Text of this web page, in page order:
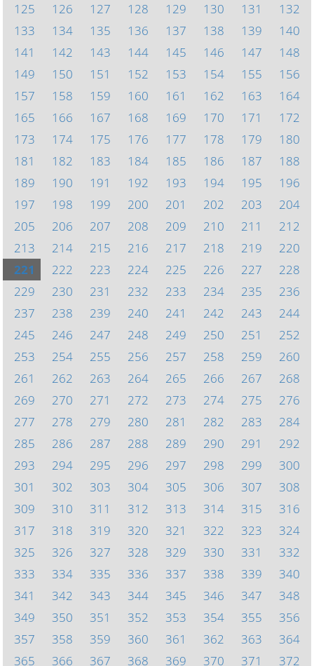
125
126 127 128 129 130 131
132
133
134 135 136 137 138 139
140
141
142 143 144 145 146 147
148
149
150 151 152 153 154 155
156
157
158 159 160 161 162 163
164
165
166 167 168 169 170 171
172
173
174 175 176 177 178 179
180
181
182 183 184 185 186 187
188
189
190 191 192 193 194 195
196
197
198 199 200 201 202 203
204
205
206 207 208 209 210 211
212
213
214 215 216 217 218 219
220
221
222 223 224 225 226 227
228
229
230 231 232 233 234 235
236
237
238 239 240 241 242 243
244
245
246 247 248 249 250 251
252
253
254 255 256 257 258 259
260
261
262 263 264 265 266 267
268
269
270 271 272 273 274 275
276
277
278 279 280 281 282 283
284
285
286 287 288 289 290 291
292
293
294 295 296 297 298 299
300
301
302 303 304 305 306 307
308
309
310 311 312 313 314 315
316
317
318 319 320 321 322 323
324
325
326 327 328 329 330 331
332
333
334 335 336 337 338 339
340
341
342 343 344 345 346 347
348
349
350 351 352 353 354 355
356
357
358 359 360 361 362 363
364
365
366 367 368 369 370 371 372